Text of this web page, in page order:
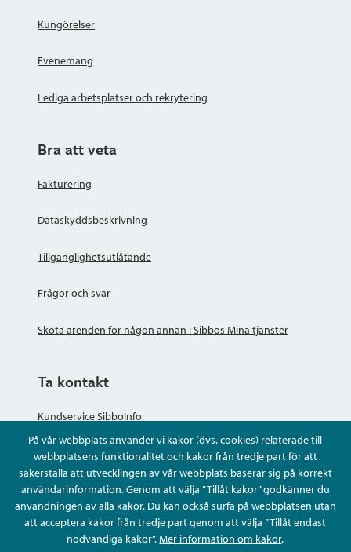
På vår webbplats använder vi kakor (dvs. cookies) relaterade till
webbplatsens funktionalitet och kakor från tredje part för att
säkerställa att utvecklingen av vår webbplats baserar sig på korrekt
användarinformation. Genom att välja ”Tillåt kakor” godkänner du
användningen av alla kakor. Du kan också surfa på webbplatsen utan
att acceptera kakor från tredje part genom att välja ”Tillåt endast
nödvändiga kakor”.Mer information om kakor.
Kungörelser
Evenemang
Lediga arbetsplatser och rekrytering
Bra att veta
Fakturering
Dataskyddsbeskrivning
Tillgänglighetsutlåtande
Frågor och svar
Sköta ärenden för någon annan i Sibbos Mina tjänster
Ta kontakt
Kundservice SibboInfo
Ge anonym respons
Ställ en fråga eller sköta ditt ärende
Kontaktuppgifter